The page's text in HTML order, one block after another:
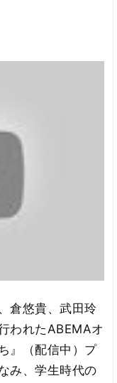
倉悠貴、武田玲
われたABEMAオ
』（配信中）プ
み、学生時代の